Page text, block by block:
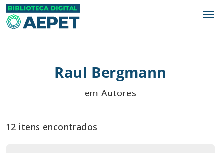
menu
Raul Bergmann
em Autores
12 itens encontrados